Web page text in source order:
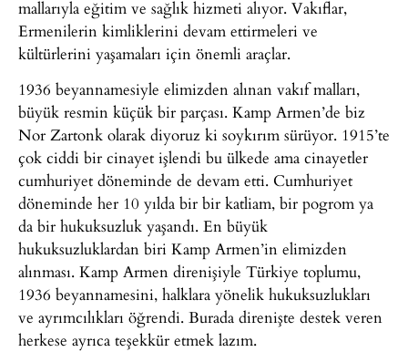
mallarıyla eğitim ve sağlık hizmeti alıyor. Vakıflar,
Ermenilerin kimliklerini devam ettirmeleri ve
kültürlerini yaşamaları için önemli araçlar.
1936 beyannamesiyle elimizden alınan vakıf malları,
büyük resmin küçük bir parçası. Kamp Armen’de biz
Nor Zartonk olarak diyoruz ki soykırım sürüyor. 1915’te
çok ciddi bir cinayet işlendi bu ülkede ama cinayetler
cumhuriyet döneminde de devam etti. Cumhuriyet
döneminde her 10 yılda bir bir katliam, bir pogrom ya
da bir hukuksuzluk yaşandı. En büyük
hukuksuzluklardan biri Kamp Armen’in elimizden
alınması. Kamp Armen direnişiyle Türkiye toplumu,
1936 beyannamesini, halklara yönelik hukuksuzlukları
ve ayrımcılıkları öğrendi. Burada direnişte destek veren
herkese ayrıca teşekkür etmek lazım.